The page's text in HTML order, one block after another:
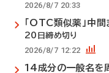
2026/8/7 20:33
「OTC類似薬」中
20日締め切り
2026/8/7 12:22
14成分の一般名を